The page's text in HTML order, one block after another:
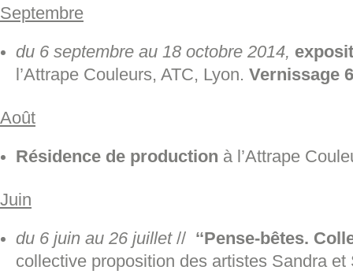
Septembre
du 6 septembre au 18 octobre 2014,
l’Attrape Couleurs, ATC, Lyon. Vernissage
Août
Résidence de production à l’Attrape
Juin
du 6 juin au 26 juillet// ‘‘Pense-bêtes.
collective proposition des artistes Sandra